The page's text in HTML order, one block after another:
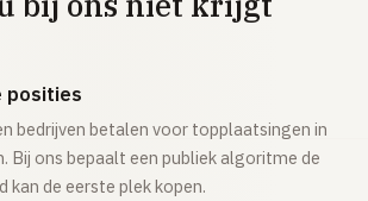
posities
bedrijven betalen voor topplaatsingen in
Bij ons bepaalt een publiek algoritme de
kan de eerste plek kopen.